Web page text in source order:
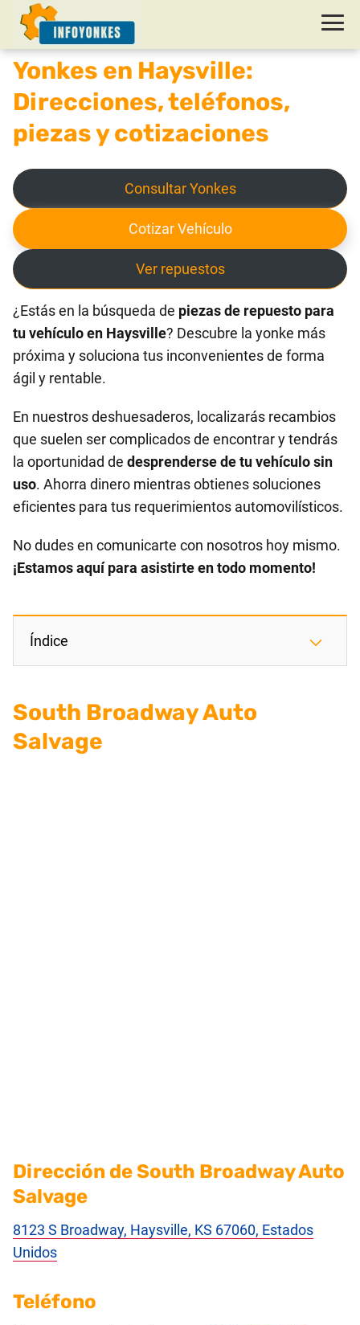
Yonkes en Haysville:
Direcciones, teléfonos,
piezas y cotizaciones
Consultar Yonkes
Cotizar Vehículo
Ver repuestos
¿Estás en la búsqueda de piezas de repuesto para
tu vehículo en Haysville? Descubre la yonke más
próxima y soluciona tus inconvenientes de forma
ágil y rentable.
En nuestros deshuesaderos, localizarás recambios
que suelen ser complicados de encontrar y tendrás
la oportunidad de desprenderse de tu vehículo sin
uso. Ahorra dinero mientras obtienes soluciones
eficientes para tus requerimientos automovilísticos.
No dudes en comunicarte con nosotros hoy mismo.
¡Estamos aquí para asistirte en todo momento!
Índice
South Broadway Auto
Salvage
Dirección de South Broadway Auto
Salvage
8123 S Broadway, Haysville, KS 67060, Estados
Unidos
Teléfono